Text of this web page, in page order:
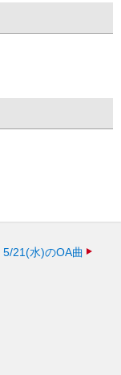
5/21(水)のOA曲